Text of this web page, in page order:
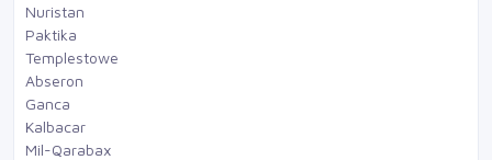
Nuristan
Paktika
Templestowe
Abseron
Ganca
Kalbacar
Mil-Qarabax